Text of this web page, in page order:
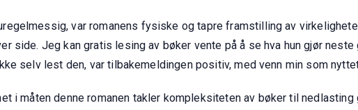
var romanens fysiske og tapre framstilling av
side. Jeg kan gratis lesing av bøker vente på å se hva hun gjør
selv lest den, var tilbakemeldingen positiv, med venn min som
i måten denne romanen takler kompleksiteten av bøker til